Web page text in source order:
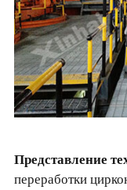
Представление
переработки